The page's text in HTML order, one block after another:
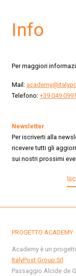
Info
Per maggiori
Mail:
Telefono: +39 049
Newsletter
Per iscriverti alla
ricevere tutti gli
sui nostri prossimi
PROGETTO ACADEMY
Academy è un
ItalyPost Group Srl
Passaggio Alcide de